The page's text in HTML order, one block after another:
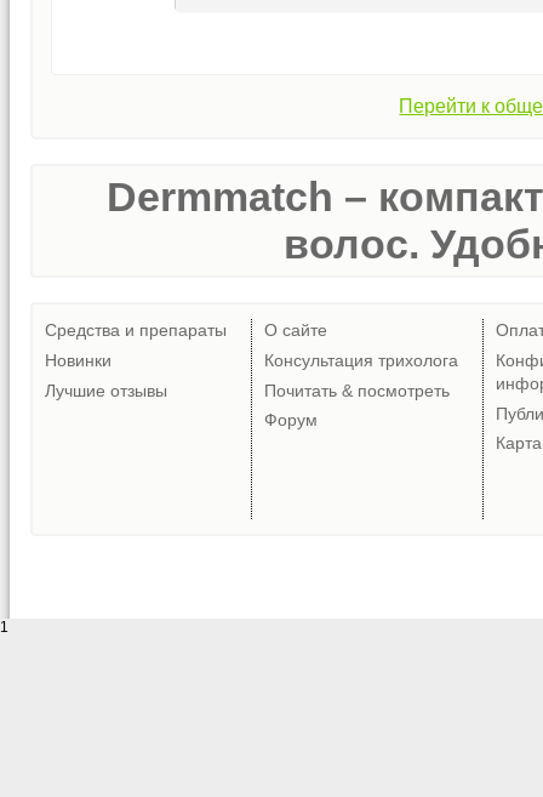
Перейти к
Dermmatch –
волос.
Средства и препараты
Новинки
Лучшие отзывы
О сайте
Консультация трихолога
Почитать & посмотреть
Форум
1